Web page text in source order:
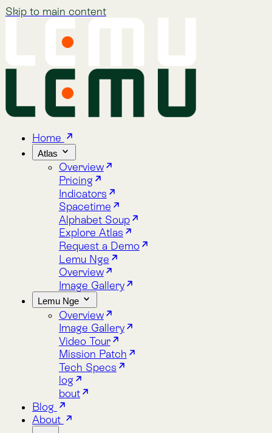
Skip to main content
Atlas
Overview
Pricing
Indicators
Spacetime
Alphabet Soup
Explore Atlas
Request a Demo
Lemu Nge
Overview
Image Gallery
Lemu Nge
Overview
Image Gallery
Video Tour
Mission Patch
Tech Specs
log
bout
Home
Atlas